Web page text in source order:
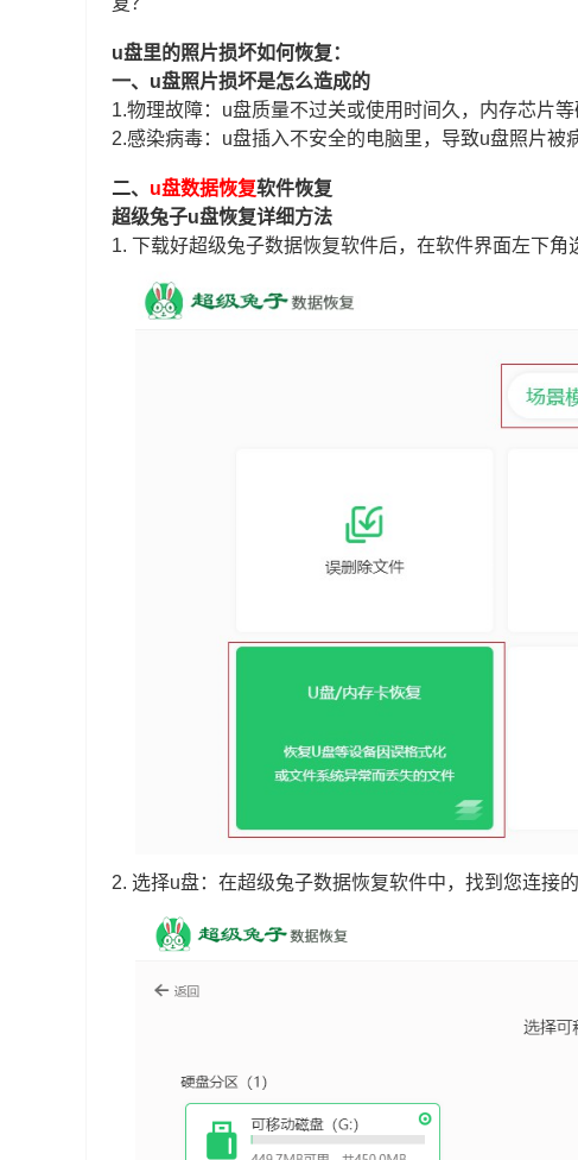
u盘里的照片损坏如何恢复：
一、u盘照片损坏是怎么造成的
1.物理故障：u盘质量不过关或使用时间久，内存芯片等
2.感染病毒：u盘插入不安全的电脑里，导致u盘照片被
二、 u盘数据恢复软件恢复
超级兔子u盘恢复详细方法
1. 下载好超级兔子数据恢复软件后，在软件界面左下角
2. 选择u盘：在超级兔子数据恢复软件中，找到您连接